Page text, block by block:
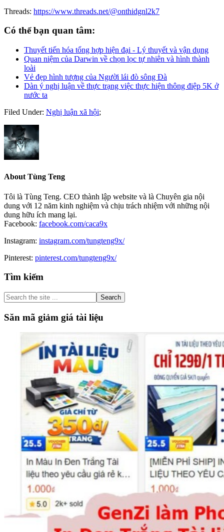
Threads: https://www.threads.net/@onthidgnl2k7
Có thể bạn quan tâm:
Thuyết tiến hóa tổng hợp hiện đại - Lý thuyết và vận dụng
Quan niệm của Darwin về chọn lọc tự nhiên và hình thành
loài
Vẻ đẹp hình tượng của Người lái đò sông Đà
Dàn ý nghị luận về thực trạng việc thực hiện thông điệp 5K ở
nước ta
Filed Under: Nghị luận xã hội;
About Tùng Teng
Tôi là Tùng Teng. CEO thành lập website và là Chuyên gia nội
dung với 12 năm kinh nghiệm và chịu trách nhiệm với những nội
dung hữu ích mang lại.
Facebook: facebook.com/caca9x
Instagram: instagram.com/tungteng9x/
Pinterest: pinterest.com/tungteng9x/
Primary
Sidebar
Tìm kiếm
Search
the
site
...
Săn mã giảm giá tài liệu